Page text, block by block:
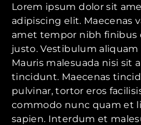
Lorem ipsum dolor sit
adipiscing elit. Maecenas
amet tempor nibh finibus
justo. Vestibulum
Mauris malesuada nisi sit
tincidunt. Maecenas
pulvinar, tortor eros
commodo nunc quam et
sapien. Interdum et